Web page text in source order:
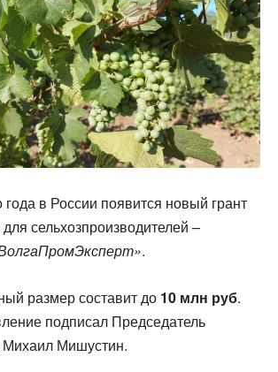
в России появится новый грант
для сельхозпроизводителей –
.
размер составит до 10 млн руб.
подписал Председатель
Михаил Мишустин.